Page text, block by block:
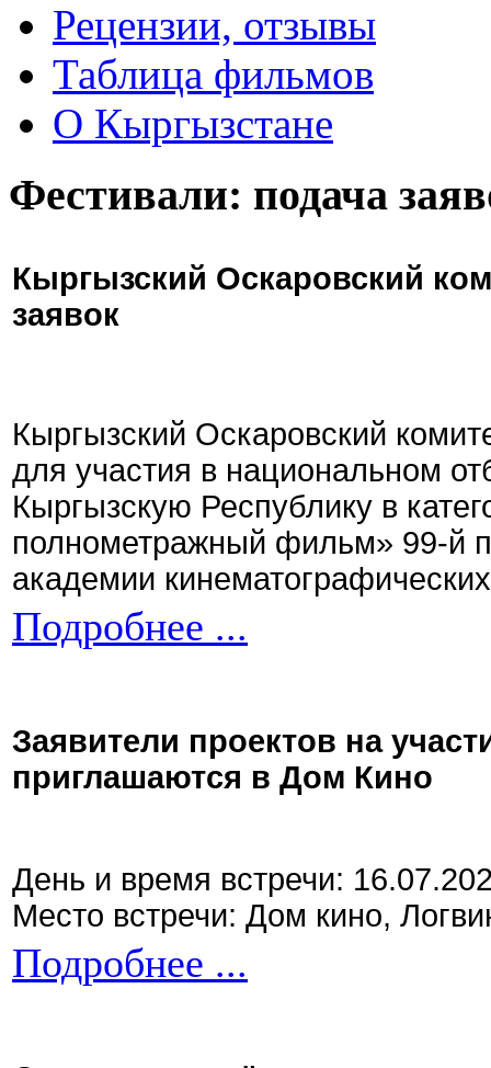
Рецензии, отзывы
Таблица фильмов
О Кыргызстане
Фестивали: подача
Кыргызский Оскаровский
заявок
Кыргызский Оскаровский
для участия в национальном
Кыргызскую Республику в
полнометражный фильм» 99-й
академии
Подробнее ...
Заявители проектов на
приглашаются в Дом Кино
День и время встречи:
Место встречи: Дом кино,
Подробнее ...